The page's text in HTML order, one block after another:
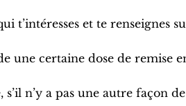
t’intéresses et te renseignes
une certaine dose de remise
n’y a pas une autre façon